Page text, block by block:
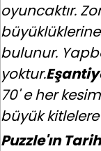
oyuncaktır.
bulunur.
yoktur.
70' e her
büyük
Puzzle'ın